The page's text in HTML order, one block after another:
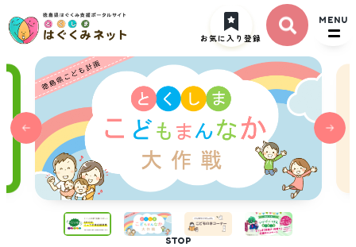
お気に入り登録
MENU
ト
ッ
プ
ー
STOP